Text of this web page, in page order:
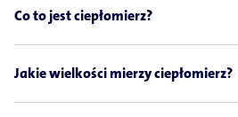
Co to jest ciepłomierz?
Jakie wielkości mierzy ciepłomierz?